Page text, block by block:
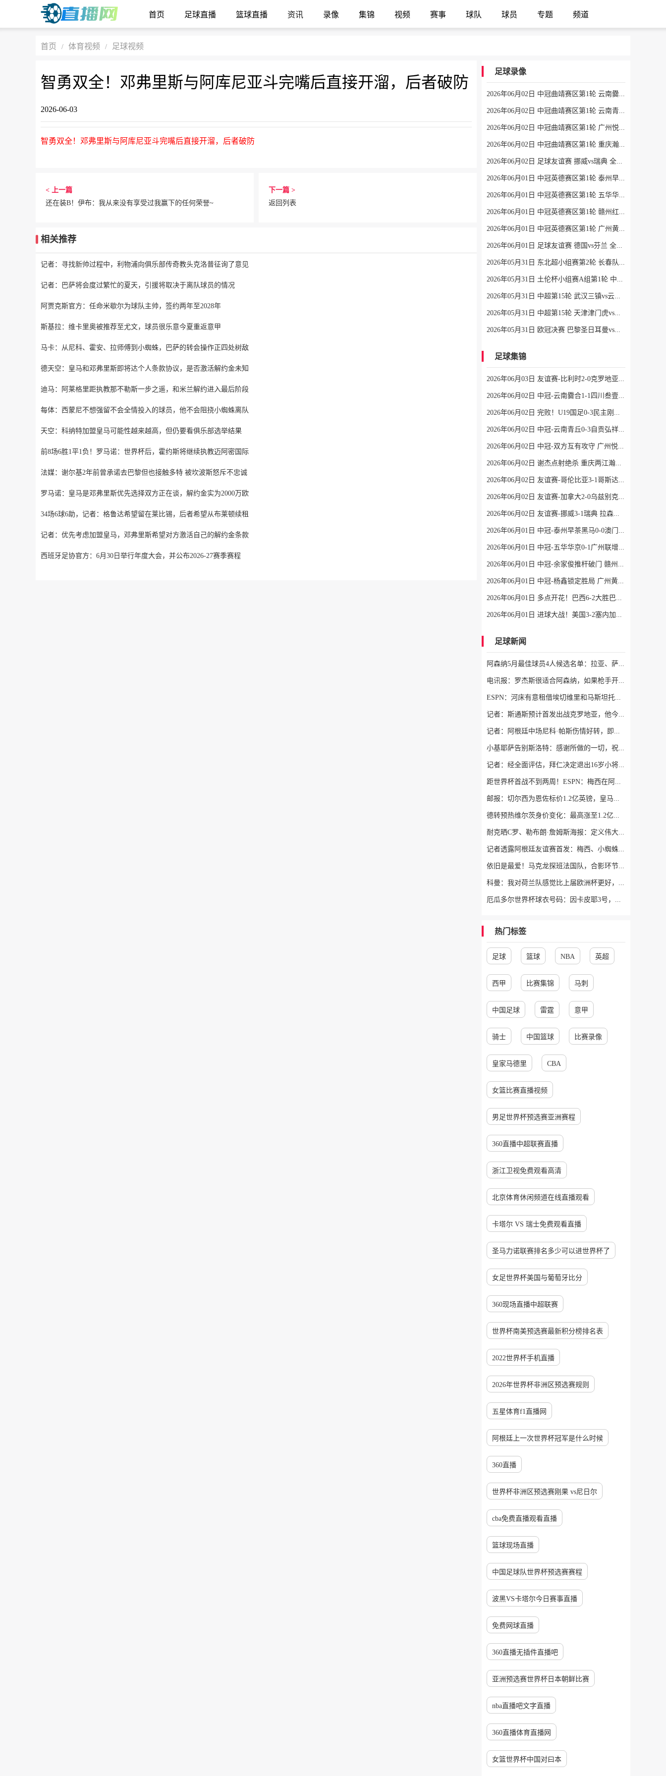
首页 足球直播 篮球直播 资讯 录像 集锦 视频 赛事 球队 球员 专题 频道
首页 / 体育视频 / 足球视频
智勇双全！邓弗里斯与阿库尼亚斗完嘴后直接开溜，后者破防
2026-06-03
智勇双全！邓弗里斯与阿库尼亚斗完嘴后直接开溜，后者破防
< 上一篇
还在装B！伊布：我从来没有享受过我赢下的任何荣誉~
下一篇 >
返回列表
相关推荐
记者：寻找新帅过程中，利物浦向俱乐部传奇教头克洛普征询了意见
记者：巴萨将会度过繁忙的夏天，引援将取决于离队球员的情况
阿贾克斯官方：任命米歇尔为球队主帅，签约两年至2028年
斯基拉：维卡里奥被推荐至尤文，球员很乐意今夏重返意甲
马卡：从尼科、霍安、拉师傅到小蜘蛛，巴萨的转会操作正四处树敌
德天空：皇马和邓弗里斯即将达个人条款协议，是否激活解约金未知
迪马：阿莱格里距执教那不勒斯一步之遥，和米兰解约进入最后阶段
每体：西蒙尼不想强留不会全情投入的球员，他不会阻挠小蜘蛛离队
天空：科纳特加盟皇马可能性越来越高，但仍要看俱乐部选举结果
前8场6胜1平1负！罗马诺：世界杯后，霍约斯将继续执教迈阿密国际
法媒：谢尔基2年前曾承诺去巴黎但也接触多特 被坎波斯怒斥不忠诚
罗马诺：皇马是邓弗里斯优先选择双方正在谈，解约金实为2000万欧
34场6球6助，记者：格鲁达希望留在莱比锡，后者希望从布莱顿续租
记者：优先考虑加盟皇马，邓弗里斯希望对方激活自己的解约金条款
西班牙足协官方：6月30日举行年度大会，并公布2026-27赛季赛程
足球录像
2026年06月02日 中冠曲靖赛区第1轮 云南爨合 VS 四川叁壹捌重龙 全场录像
2026年06月02日 中冠曲靖赛区第1轮 云南青丘 VS 自贡弘祥电碳 全场录像
2026年06月02日 中冠曲靖赛区第1轮 广州悦高 VS 重庆润麒 全场录像
2026年06月02日 中冠曲靖赛区第1轮 重庆瀚达 VS 贵州飞鹰 全场录像
2026年06月02日 足球友谊赛 挪威vs瑞典 全场录像
2026年06月01日 中冠英德赛区第1轮 泰州早茶黑马 VS 中国澳门U23 全场录像
2026年06月01日 中冠英德赛区第1轮 五华华京 VS 广州联增城澳体 全场录像
2026年06月01日 中冠英德赛区第1轮 赣州红星 VS 盐城东台安贝斯 全场录像
2026年06月01日 中冠英德赛区第1轮 广州黄埔志诚 VS 广东晨星创尔特 全场录像
2026年06月01日 足球友谊赛 德国vs芬兰 全场录像
2026年05月31日 东北超小组赛第2轮 长春队 VS 大连队 全场录像
2026年05月31日 土伦杯小组赛A组第1轮 中国男足U19vs沙特U21 全场录像
2026年05月31日 中超第15轮 武汉三镇vs云南玉昆 全场录像
2026年05月31日 中超第15轮 天津津门虎vs大连英博 全场录像
2026年05月31日 欧冠决赛 巴黎圣日耳曼vs阿森纳 全场录像
足球集锦
2026年06月03日 友谊赛-比利时2-0克罗地亚 蒂莱曼斯推射破门卢卡库单刀建功
2026年06月02日 中冠-云南爨合1-1四川叁壹捌重龙 余杰迪头球绝平
2026年06月02日 完败！U19国足0-3民主刚果U23 依合散黄油手U19国足0射门0角球
2026年06月02日 中冠-云南青丘0-3自贡弘祥电碳 李卓阳、杜威薇破门
2026年06月02日 中冠-双方互有攻守 广州悦高0-0重庆长寿润麒
2026年06月02日 谢杰点射绝杀 重庆两江瀚达1-0贵州飞鹰
2026年06月02日 友谊赛-哥伦比亚3-1哥斯达黎加 迪亚斯5分钟传射 J罗精彩助攻
2026年06月02日 友谊赛-加拿大2-0乌兹别克斯坦 肖穆罗多夫失单刀 奥卢瓦塞伊两助
2026年06月02日 友谊赛-挪威3-1瑞典 拉森双响莱尔森两助攻伊萨克替补破门
2026年06月01日 中冠-泰州早茶黑马0-0澳门U23 双方握手言和
2026年06月01日 中冠-五华华京0-1广州联增城澳体 老将卢琳制胜
2026年06月01日 中冠-余家俊推杆破门 赣州红星1-1盐城东台安贝斯
2026年06月01日 中冠-杨鑫锁定胜局 广州黄埔志诚1-3广东晨星创尔特
2026年06月01日 多点开花！巴西6-2大胜巴拿马 维尼修斯卡塞米罗伊戈尔帕奎塔传射
2026年06月01日 进球大战！美国3-2塞内加尔 普利西奇传射马内双响巴洛贡破门
足球新闻
阿森纳5月最佳球员4人候选名单：拉亚、萨卡、哈弗茨、约克雷斯
电讯报：罗杰斯很适合阿森纳，如果枪手开高价维拉留人态度或改变
ESPN：河床有意租借埃切维里和马斯坦托诺，和曼城及皇马初步接触
记者：斯通斯预计首发出战克罗地亚，他今天参加了球队训练
记者：阿根廷中场尼科·帕斯伤情好转，即将恢复正常训练
小基耶萨告别斯洛特：感谢所做的一切，祝未来一切顺利
记者：经全面评估，拜仁决定退出16岁小将艾希霍恩争夺战
距世界杯首战不到两周！ESPN：梅西在阿根廷首堂训练课上单独训练
邮报：切尔西为恩佐标价1.2亿英镑，皇马可能加入赫伊森来交换
德转预热维尔茨身价变化：最高涨至1.2亿欧，也可能降至8000万欧
耐克晒C罗、勒布朗·詹姆斯海报：定义伟大，再刷新伟大的定义
记者透露阿根廷友谊赛首发：梅西、小蜘蛛缺阵，劳塔罗、恩佐出战
依旧是最爱！马克龙探班法国队，合影环节时特意将姆巴佩拉到身边
科曼：我对荷兰队感觉比上届欧洲杯更好，相信我们能走得很远
厄瓜多尔世界杯球衣号码：因卡皮耶3号，帕乔6号，凯塞多23号
热门标签
足球 篮球 NBA 英超
西甲 比赛集锦 马刺
中国足球 雷霆 意甲
骑士 中国篮球 比赛录像
皇家马德里 CBA
女篮比赛直播视频
男足世界杯预选赛亚洲赛程
360直播中超联赛直播
浙江卫视免费观看高清
北京体育休闲频道在线直播观看
卡塔尔 VS 瑞士免费观看直播
圣马力诺联赛排名多少可以进世界杯了
女足世界杯美国与葡萄牙比分
360现场直播中超联赛
世界杯南美预选赛最新积分榜排名表
2022世界杯手机直播
2026年世界杯非洲区预选赛规则
五星体育f1直播网
阿根廷上一次世界杯冠军是什么时候
360直播
世界杯非洲区预选赛刚果 vs尼日尔
cba免费直播观看直播
篮球现场直播
中国足球队世界杯预选赛赛程
波黑VS卡塔尔今日赛事直播
免费网球直播
360直播无插件直播吧
亚洲预选赛世界杯日本朝鲜比赛
nba直播吧文字直播
360直播体育直播网
女篮世界杯中国对曰本